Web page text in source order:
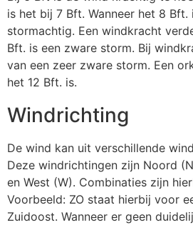
is het bij 7 Bft. Wanneer het 8 Bft.
stormachtig. Een windkracht
Bft. is een zware storm. Bij
van een zeer zware storm. Een
het 12 Bft. is.
Windrichting
De wind kan uit verschillende
Deze windrichtingen zijn Noord
en West (W). Combinaties zijn
Voorbeeld: ZO staat hierbij voor
Zuidoost. Wanneer er geen